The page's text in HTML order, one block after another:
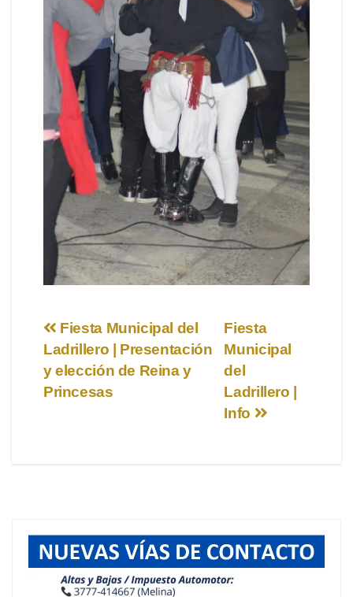
Navegación
de
entradas
Fiesta
Municipal
del
Ladrillero |
Info
Fiesta Municipal del
Ladrillero | Presentación
y elección de Reina y
Princesas